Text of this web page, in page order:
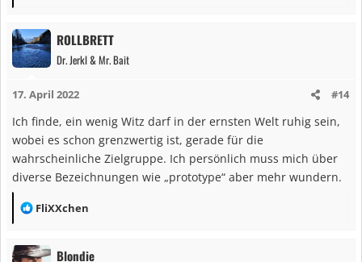
a
k
t
o
n
ROLLBRETT
Dr. Jerkl & Mr. Bait
17. April 2022 #14
Ich finde, ein wenig Witz darf in der ernsten Welt ruhig sein,
wobei es schon grenzwertig ist, gerade für die
wahrscheinliche Zielgruppe. Ich persönlich muss mich über
diverse Bezeichnungen wie „prototype“ aber mehr wundern.
R
a
FliXXchen
Blondie